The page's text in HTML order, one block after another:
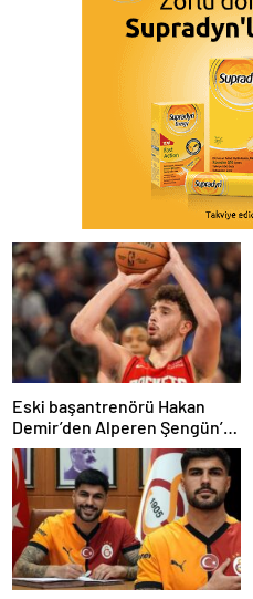
Eski başantrenörü Hakan
Demir’den Alperen Şengün’e
övgü